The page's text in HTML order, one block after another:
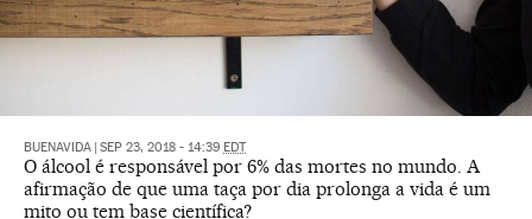
BUENAVIDA SEP 23, 2018 - 14:39 EDT
O álcool é responsável por 6% das mortes no mundo. A
afirmação de que uma taça por dia prolonga a vida é um
mito ou tem base científica?